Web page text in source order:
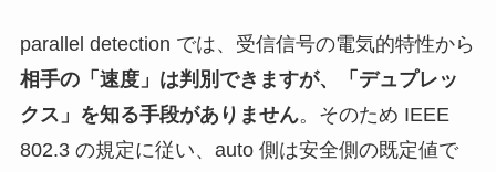
parallel detection では、受信信号の電気的特性から
相手の「速度」は判別できますが、「デュプレッ
クス」を知る手段がありません。そのため IEEE
802.3 の規定に従い、auto 側は安全側の既定値で